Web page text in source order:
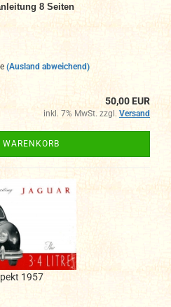
8 Seiten
(Ausland abweichend)
50,00 EUR
inkl. 7% MwSt. zzgl. Versand
WARENKORB
1957